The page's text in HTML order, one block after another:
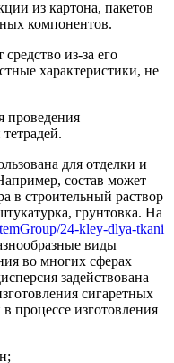
из картона, пакетов
компонентов.
из-за его
характеристики, не
проведения
для отделки и
состав может
в строительный раствор
грунтовка. На
24-kley-dlya-tkani
виды
во многих сферах
задействована
сигаретных
процессе изготовления